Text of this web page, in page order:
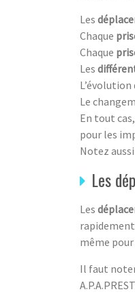
Les
Chaque
Chaque
Les
L’évolution
Le
En tout
pour les
Notez
Les
Les
même
Il faut